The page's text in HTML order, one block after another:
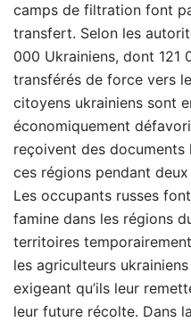
camps de filtration font
transfert. Selon les
000 Ukrainiens, dont 121
transférés de force vers
citoyens ukrainiens sont
économiquement
reçoivent des
ces régions pendant deux
Les occupants russes
famine dans les régions
territoires
les agriculteurs
exigeant qu’ils leur
leur future récolte. Dans